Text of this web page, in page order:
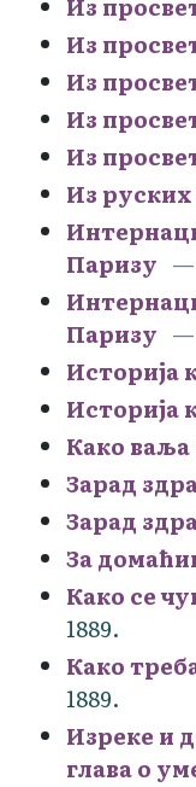
Из
Из
Из
Из
Из
Паризу
Паризу
Историја
Историја
Како
Зарад
Зарад
За
Како се
1889.
Како
1889.
Изреке и
глава о